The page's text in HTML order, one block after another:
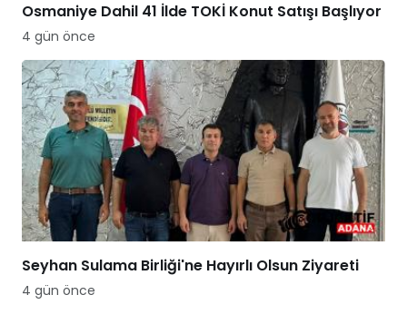
Osmaniye Dahil 41 İlde TOKİ Konut Satışı Başlıyor
4 gün önce
Seyhan Sulama Birliği'ne Hayırlı Olsun Ziyareti
4 gün önce